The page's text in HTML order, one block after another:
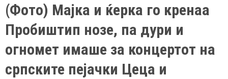
рече
да
напушти
(Фото) Мајка и ќерка го кренаа
Пробиштип нозе, па дури и
огномет имаше за концертот на
српските пејачки Цеца и